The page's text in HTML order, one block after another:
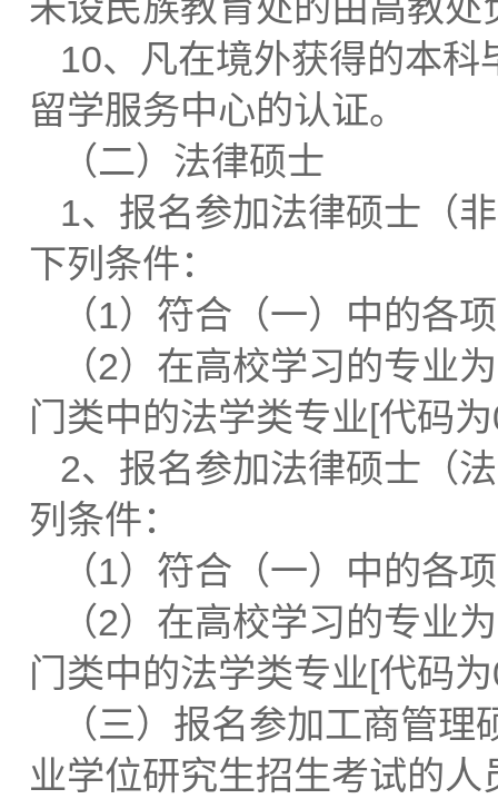
10、凡在境外获得的本
留学服务中心的认证。
（二）法律硕士
1、报名参加法律硕士（
下列条件：
（1）符合（一）中的各
（2）在高校学习的专业
门类中的法学类专业[代码
2、报名参加法律硕士（
列条件：
（1）符合（一）中的各
（2）在高校学习的专业
门类中的法学类专业[代码
（三）报名参加工商管
业学位研究生招生考试的